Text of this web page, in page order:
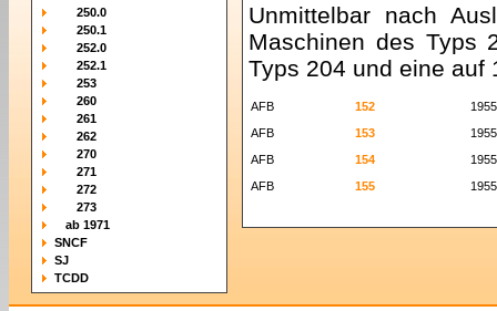
250.0
250.1
252.0
252.1
253
260
261
262
270
271
272
273
ab 1971
SNCF
SJ
TCDD
Unmittelbar nach
Maschinen des Typs
Typs 204 und eine auf
AFB 152
1955
AFB
153
1955
AFB
154
1955
AFB
155 1955